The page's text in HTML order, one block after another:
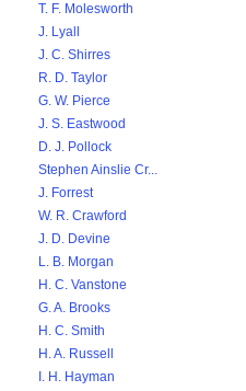
T. F. Molesworth
J. Lyall
J. C. Shirres
R. D. Taylor
G. W. Pierce
J. S. Eastwood
D. J. Pollock
Stephen Ainslie Cr...
J. Forrest
W. R. Crawford
J. D. Devine
L. B. Morgan
H. C. Vanstone
G. A. Brooks
H. C. Smith
H. A. Russell
I. H. Hayman